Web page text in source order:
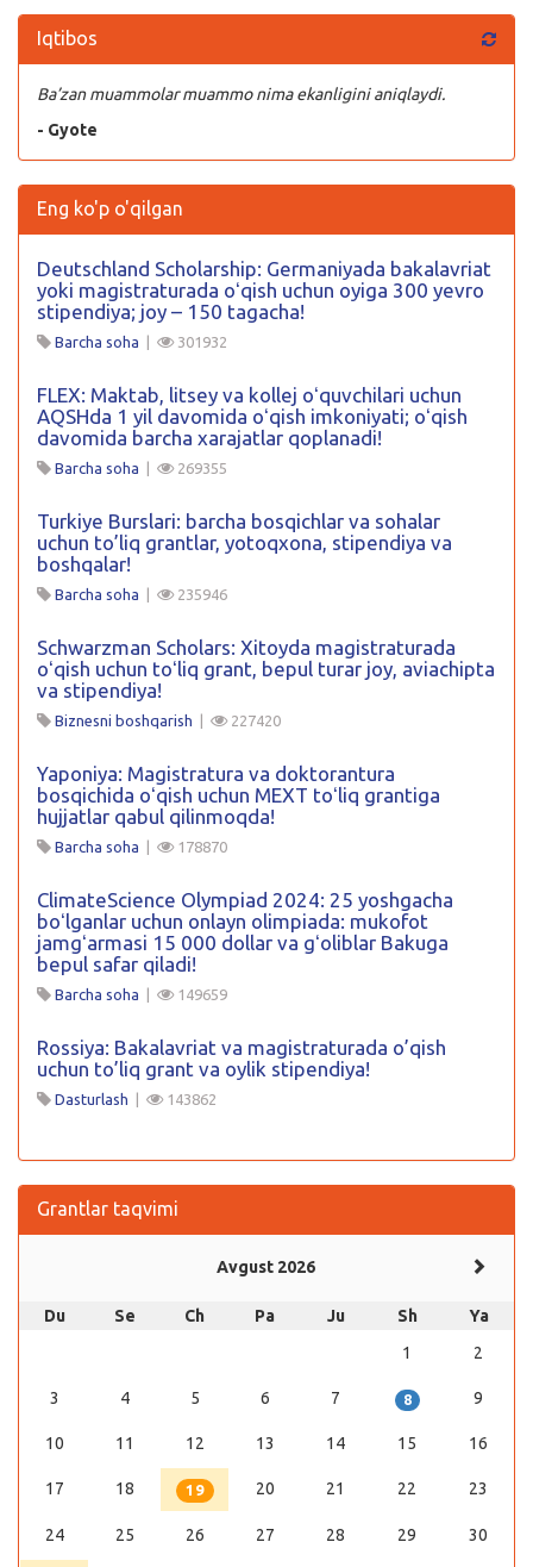
Iqtibos
Ba’zan muammolar muammo nima ekanligini aniqlaydi.
- Gyote
Eng ko'p o'qilgan
Deutschland Scholarship: Germaniyada bakalavriat
yoki magistraturada oʻqish uchun oyiga 300 yevro
stipendiya; joy – 150 tagacha!
Barcha soha 301932
FLEX: Maktab, litsey va kollej oʻquvchilari uchun
AQSHda 1 yil davomida oʻqish imkoniyati; oʻqish
davomida barcha xarajatlar qoplanadi!
Barcha soha 269355
Turkiye Burslari: barcha bosqichlar va sohalar
uchun to’liq grantlar, yotoqxona, stipendiya va
boshqalar!
Barcha soha 235946
Schwarzman Scholars: Xitoyda magistraturada
oʻqish uchun toʻliq grant, bepul turar joy, aviachipta
va stipendiya!
Biznesni boshqarish 227420
Yaponiya: Magistratura va doktorantura
bosqichida oʻqish uchun MEXT toʻliq grantiga
hujjatlar qabul qilinmoqda!
Barcha soha 178870
ClimateScience Olympiad 2024: 25 yoshgacha
boʻlganlar uchun onlayn olimpiada: mukofot
jamgʻarmasi 15 000 dollar va gʻoliblar Bakuga
bepul safar qiladi!
Barcha soha 149659
Rossiya: Bakalavriat va magistraturada o’qish
uchun to’liq grant va oylik stipendiya!
Dasturlash 143862
Grantlar taqvimi
Avgust 2026
Du Se Ch Pa Ju Sh
Ya
1
2
3 4 5 6 7 8 9
10 11 12 13 14 15 16
17 18 19 20 21 22 23
24 25 26 27 28 29 30